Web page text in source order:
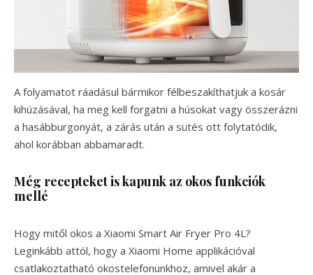
A folyamatot ráadásul bármikor félbeszakíthatjuk a kosár
kihúzásával, ha meg kell forgatni a húsokat vagy összerázni
a hasábburgonyát, a zárás után a sütés ott folytatódik,
ahol korábban abbamaradt.
Még recepteket is kapunk az okos funkciók
mellé
Hogy mitől okos a Xiaomi Smart Air Fryer Pro 4L?
Leginkább attól, hogy a Xiaomi Home applikációval
csatlakoztatható okostelefonunkhoz, amivel akár a